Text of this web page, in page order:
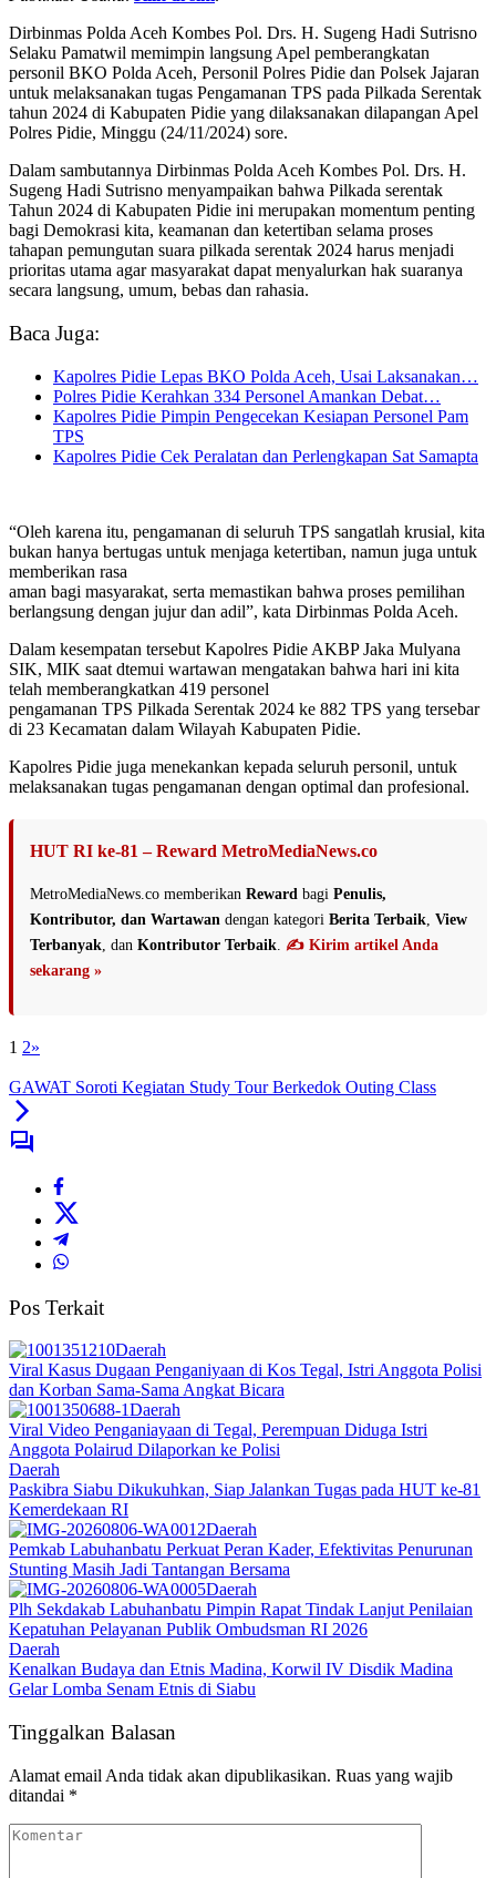
Dirbinmas Polda Aceh Kombes Pol. Drs. H. Sugeng Hadi Sutrisno
Selaku Pamatwil memimpin langsung Apel pemberangkatan
personil BKO Polda Aceh, Personil Polres Pidie dan Polsek Jajaran
untuk melaksanakan tugas Pengamanan TPS pada Pilkada Serentak
tahun 2024 di Kabupaten Pidie yang dilaksanakan dilapangan Apel
Polres Pidie, Minggu (24/11/2024) sore.
Dalam sambutannya Dirbinmas Polda Aceh Kombes Pol. Drs. H.
Sugeng Hadi Sutrisno menyampaikan bahwa Pilkada serentak
Tahun 2024 di Kabupaten Pidie ini merupakan momentum penting
bagi Demokrasi kita, keamanan dan ketertiban selama proses
tahapan pemungutan suara pilkada serentak 2024 harus menjadi
prioritas utama agar masyarakat dapat menyalurkan hak suaranya
secara langsung, umum, bebas dan rahasia.
Baca Juga:
Kapolres Pidie Lepas BKO Polda Aceh, Usai Laksanakan…
Polres Pidie Kerahkan 334 Personel Amankan Debat…
Kapolres Pidie Pimpin Pengecekan Kesiapan Personel Pam
TPS
Kapolres Pidie Cek Peralatan dan Perlengkapan Sat Samapta
“Oleh karena itu, pengamanan di seluruh TPS sangatlah krusial, kita
bukan hanya bertugas untuk menjaga ketertiban, namun juga untuk
memberikan rasa
aman bagi masyarakat, serta memastikan bahwa proses pemilihan
berlangsung dengan jujur dan adil”, kata Dirbinmas Polda Aceh.
Dalam kesempatan tersebut Kapolres Pidie AKBP Jaka Mulyana
SIK, MIK saat dtemui wartawan mengatakan bahwa hari ini kita
telah memberangkatkan 419 personel
pengamanan TPS Pilkada Serentak 2024 ke 882 TPS yang tersebar
di 23 Kecamatan dalam Wilayah Kabupaten Pidie.
Kapolres Pidie juga menekankan kepada seluruh personil, untuk
melaksanakan tugas pengamanan dengan optimal dan profesional.
HUT RI ke-81 – Reward MetroMediaNews.co
MetroMediaNews.co memberikan Reward bagi Penulis,
Kontributor, dan Wartawan dengan kategori Berita Terbaik View
Terbanyak , dan Kontributor Terbaik ✍️ Kirim artikel Anda
sekarang »
1 2»
GAWAT Soroti Kegiatan Study Tour Berkedok Outing Class
Pos Terkait
Daerah
Viral Kasus Dugaan Penganiyaan di Kos Tegal, Istri Anggota Polisi
dan Korban Sama-Sama Angkat Bicara
Daerah
Viral Video Penganiayaan di Tegal, Perempuan Diduga Istri
Anggota Polairud Dilaporkan ke Polisi
Daerah
Paskibra Siabu Dikukuhkan, Siap Jalankan Tugas pada HUT ke-81
Kemerdekaan RI
Daerah
Pemkab Labuhanbatu Perkuat Peran Kader, Efektivitas Penurunan
Stunting Masih Jadi Tantangan Bersama
Daerah
Plh Sekdakab Labuhanbatu Pimpin Rapat Tindak Lanjut Penilaian
Kepatuhan Pelayanan Publik Ombudsman RI 2026
Daerah
Kenalkan Budaya dan Etnis Madina, Korwil IV Disdik Madina
Gelar Lomba Senam Etnis di Siabu
Tinggalkan Balasan
Alamat email Anda tidak akan dipublikasikan. Ruas yang wajib
ditandai *